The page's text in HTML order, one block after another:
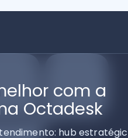
com a
Octadesk
hub